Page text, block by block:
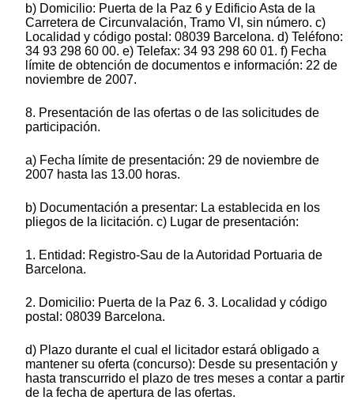
b) Domicilio: Puerta de la Paz 6 y Edificio Asta de la
Carretera de Circunvalación, Tramo VI, sin número. c)
Localidad y código postal: 08039 Barcelona. d) Teléfono:
34 93 298 60 00. e) Telefax: 34 93 298 60 01. f) Fecha
límite de obtención de documentos e información: 22 de
noviembre de 2007.
8. Presentación de las ofertas o de las solicitudes de
participación.
a) Fecha límite de presentación: 29 de noviembre de
2007 hasta las 13.00 horas.
b) Documentación a presentar: La establecida en los
pliegos de la licitación. c) Lugar de presentación:
1. Entidad: Registro-Sau de la Autoridad Portuaria de
Barcelona.
2. Domicilio: Puerta de la Paz 6. 3. Localidad y código
postal: 08039 Barcelona.
d) Plazo durante el cual el licitador estará obligado a
mantener su oferta (concurso): Desde su presentación y
hasta transcurrido el plazo de tres meses a contar a partir
de la fecha de apertura de las ofertas.